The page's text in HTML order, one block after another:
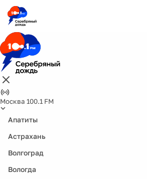
Москва 100.1 FM
Апатиты
Астрахань
Волгоград
Вологда